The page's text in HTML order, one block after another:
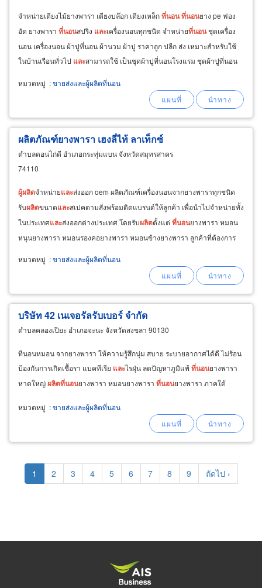
จำหน่ายเตียงไม้ยางพารา เตียงบล๊อก เตียงเหล็กที่นอนที่นอนยาง pe ฟอง
อัด ยางพารา ที่นอนสปริง และเครื่องนอนทุกชนิด จำหน่ายที่นอนชุดเครื่อง
นอน เครื่องนอน ผ้าปูที่นอน ผ้านวม ผ้าปู ราคาถูก ปลีก ส่ง เหมาะสำหรับใช้
ในบ้านเรือนทั่วไป และสามารถใช้ เป็นชุดผ้าปูที่นอนโรงแรม ชุดผ้าปูที่นอน
หมวดหมู่ :ขายส่งและผู้ผลิตที่นอน
ผลิตภัณฑ์ยางพารา เฮงลี่ไท้ ลาเท็กซ์
ตำบลดอนไก่ดี อำเภอกระทุ่มแบน จังหวัดสมุทรสาคร
74110
ผู้ผลิตจำหน่ายและส่งออก oem ผลิตภัณฑ์เครื่องนอนจากยางพาราทุกชนิด
รับผลิตขนาดและสเปคตามสั่งพร้อมติดแบรนด์ให้ลูกค้า เพื่อนำไปจำหน่ายทั้ง
ในประเทศและส่งออกต่างประเทศ โดยรับผลิตตั้งแต่ ที่นอนยางพารา หมอน
หนุนยางพารา หมอนรองคอยางพารา หมอนข้างยางพารา ลูกค้าที่ต้องการ
หมวดหมู่ :ขายส่งและผู้ผลิตที่นอน
บริษัท 42 เนเจอรัลรับเบอร์ จำกัด
ตำบลคลองเปียะ อำเภอจะนะ จังหวัดสงขลา 90130
ทีนอนหมอน จากยางพารา ให้ความรู้สึกนุ่ม สบาย ระบายอากาศได้ดี ไม่ร้อน
ป้องกันการเกิดเชื้อรา แบคทีเรีย และไรฝุ่น ลดปัญหาภูมิแพ้ที่นอนยางพารา
หาดใหญ่ผลิตที่นอนยางพารา หมอนยางพารา ที่นอนยางพารา ภาคใต้
หมวดหมู่ :ขายส่งและผู้ผลิตที่นอน
Pagination
Current
page
1 Page
2 Page
3 Page
4 Page
5 Page
6 Page
7 Page
8 Page
9
Next
page
ถัดไป ›